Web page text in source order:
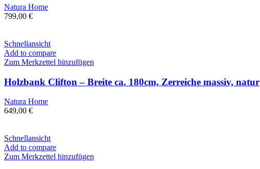
Natura Home
799,00 €
Schnellansicht
Add to compare
Zum Merkzettel hinzufügen
Holzbank Clifton – Breite ca. 180cm, Zerreiche massiv, natur
Natura Home
649,00 €
Schnellansicht
Add to compare
Zum Merkzettel hinzufügen